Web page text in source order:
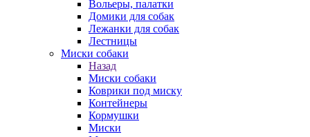
Вольеры, палатки
Домики для собак
Лежанки для собак
Лестницы
Миски собаки
Назад
Миски собаки
Коврики под миску
Контейнеры
Кормушки
Миски